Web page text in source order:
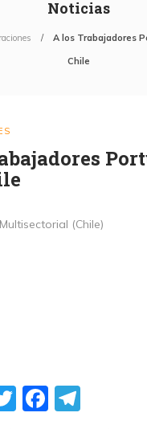
Noticias
A los Trabajadores
Chile
(Chile)
Twitter